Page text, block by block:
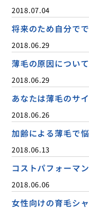
2018.07.04
将来のため自分で
2018.06.29
薄毛の原因につい
2018.06.29
あなたは薄毛のサ
2018.06.26
加齢による薄毛で
2018.06.13
コストパフォーマ
2018.06.06
女性向けの育毛シ